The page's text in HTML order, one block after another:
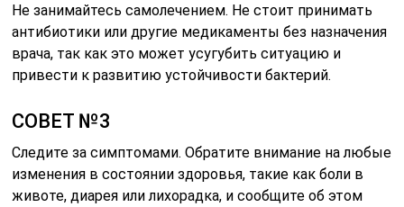
Не занимайтесь самолечением. Не стоит принимать
антибиотики или другие медикаменты без назначения
врача, так как это может усугубить ситуацию и
привести к развитию устойчивости бактерий.
СОВЕТ №3
Следите за симптомами. Обратите внимание на любые
изменения в состоянии здоровья, такие как боли в
животе, диарея или лихорадка, и сообщите об этом